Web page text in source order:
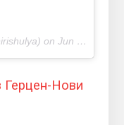
onJun 17, 2018 at 11:28am PDT
Герцен-Нови